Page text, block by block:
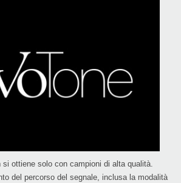
si ottiene solo con campioni di alta qualità.
del percorso del segnale, inclusa la modalità